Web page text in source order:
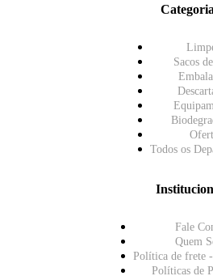
Sacos
Todos os
Fale
Quem
Política de frete
Políticas de